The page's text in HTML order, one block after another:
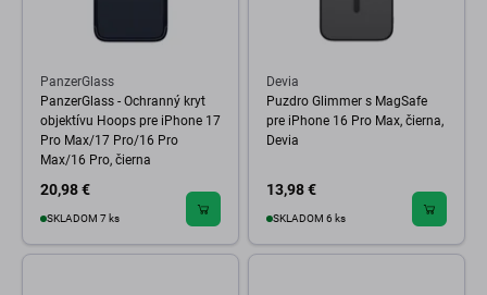
PanzerGlass
PanzerGlass - Ochranný kryt
objektívu Hoops pre iPhone 17
Pro Max/17 Pro/16 Pro
Max/16 Pro, čierna
20,98 €
SKLADOM 7 ks
Devia
Puzdro Glimmer s MagSafe
pre iPhone 16 Pro Max, čierna,
Devia
13,98 €
SKLADOM 6 ks